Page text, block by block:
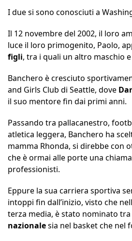
I due si sono conosciuti a
Il 12 novembre del 2002, il loro
luce il loro primogenito, Paolo,
figli, tra i quali un altro maschio
Banchero è cresciuto
and Girls Club di Seattle, dove
il suo mentore fin dai primi anni.
Passando tra pallacanestro,
atletica leggera, Banchero ha
mamma Rhonda, si direbbe con
che è ormai alle porte una
professionisti.
Eppure la sua carriera sportiva
intoppi fin dall’inizio, visto che
terza media, è stato nominato tra
nazionalesia nel basket che nel